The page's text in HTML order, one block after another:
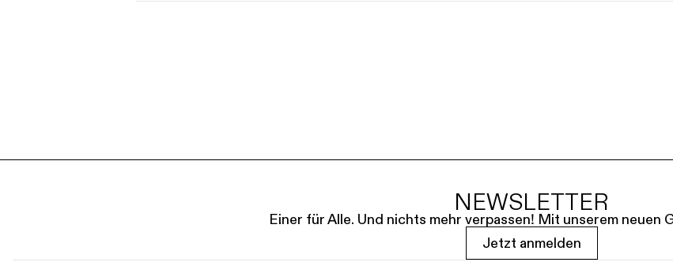
NEWSLETTER
Einer für Alle. Und nichts mehr verpassen! Mit unserem neuen
Jetzt anmelden